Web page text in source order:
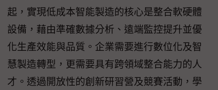
起，實現低成本智能製造的核心是整合軟硬體
設備，藉由準確數據分析、遠端監控提升並優
化生產效能與品質。企業需要進行數位化及智
慧製造轉型，更需要具有跨領域整合能力的人
才。透過開放性的創新研習營及競賽活動，學